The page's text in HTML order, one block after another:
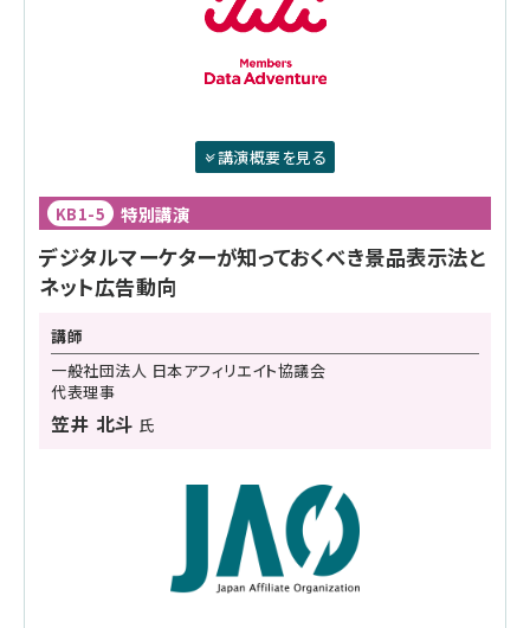
講演概要を見る
KB1-5 特別講演
デジタルマーケターが知っておくべき景品表示法と
ネット広告動向
講師
一般社団法人 日本アフィリエイト協議会
代表理事
笠井 北斗 氏